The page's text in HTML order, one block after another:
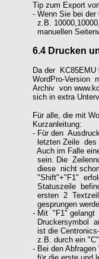
Tip zum Export
- Wenn Sie bei
z.B.
manuellen
6.4 Drucken
Da der
WordPro-Version
Archiv von
sich in extra
Für alle, die mit
Kurzanleitung:
- Für den
letzten Zeile des
Auch im Falle
sein. Die
diese nicht
"Shift"+"F1"
Statuszeile
ersten 2
gesprungen
- Mit "F1" gelangt
Druckersymbol
ist die
z.B. durch ein
- Bei den